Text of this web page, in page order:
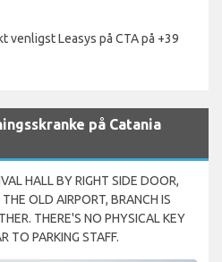
venligst Leasys på CTA på +39
på Catania
HALL BY RIGHT SIDE DOOR,
OLD AIRPORT, BRANCH IS
THERE'S NO PHYSICAL KEY
TO PARKING STAFF.